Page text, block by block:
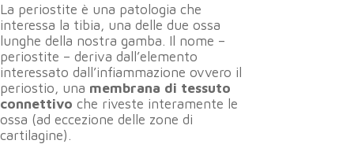
La periostite è una patologia che
interessa la tibia, una delle due ossa
lunghe della nostra gamba. Il nome –
periostite – deriva dall’elemento
interessato dall’infiammazione ovvero il
periostio, una membrana di tessuto
connettivo che riveste interamente le
ossa (ad eccezione delle zone di
cartilagine).